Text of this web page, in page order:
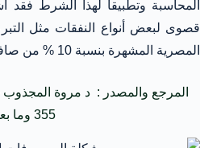
المحاسبة وتطبيقا لهذا الشرط فقد
قصوى لبعض أنواع النفقات مثل
المصرية المشهرة بنسبة 10 % من صافى الربح .
المرجع والمصدر : د مروة
355 وما بعدها